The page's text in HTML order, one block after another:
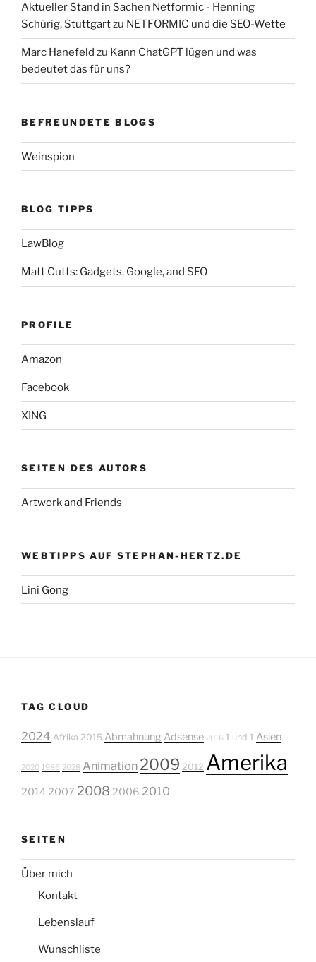
Aktueller Stand in Sachen Netformic - Henning
Schürig, Stuttgartzu NETFORMIC und die SEO-Wette
Marc Hanefeld zu Kann ChatGPT lügen und was
bedeutet das für uns?
BEFREUNDETE BLOGS
Weinspion
BLOG TIPPS
LawBlog
Matt Cutts: Gadgets, Google, and SEO
PROFILE
Amazon
Facebook
XING
SEITEN DES AUTORS
Artwork and Friends
WEBTIPPS AUF STEPHAN-HERTZ.DE
Lini Gong
TAG CLOUD
2024 Afrika 2015 Abmahnung Adsense 2016 1 und 1 Asien
2020 1986 2028 Animation 2009 2012 Amerika
2014 2007 2008 2006 2010
SEITEN
Über mich
Kontakt
Lebenslauf
Wunschliste